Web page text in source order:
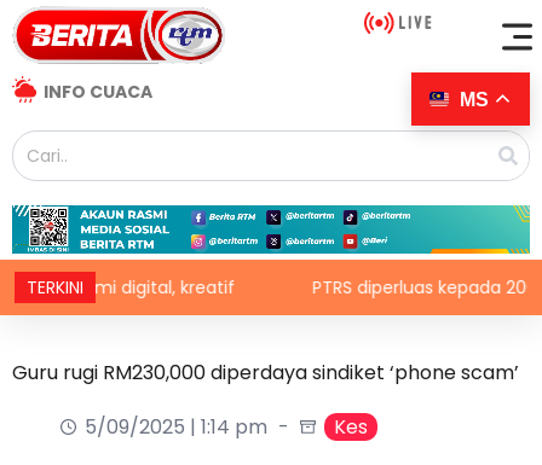
INFO CUACA
TERKINIdigital, kreatif PTRS diperluas kepada 200,000
Guru rugi RM230,000 diperdaya sindiket ‘phone scam’
5/09/2025 | 1:14 pm
Kes
MS